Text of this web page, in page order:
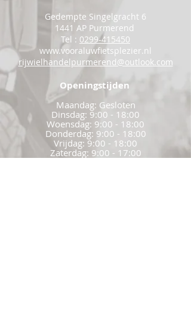
Gedempte Singelgracht 6
1441 AP Purmerend
Tel : 0299-415450
www.vooraluwfietsplezier.nl
rijwielhandelpurmerend@outlook.com
Openingstijden
Maandag: Gesloten
Dinsdag: 9:00 - 18:00
Woensdag: 9:00 - 18:00
Donderdag: 9:00 - 18:00
Vrijdag: 9:00 - 18:00
Zaterdag: 9:00 - 17:00